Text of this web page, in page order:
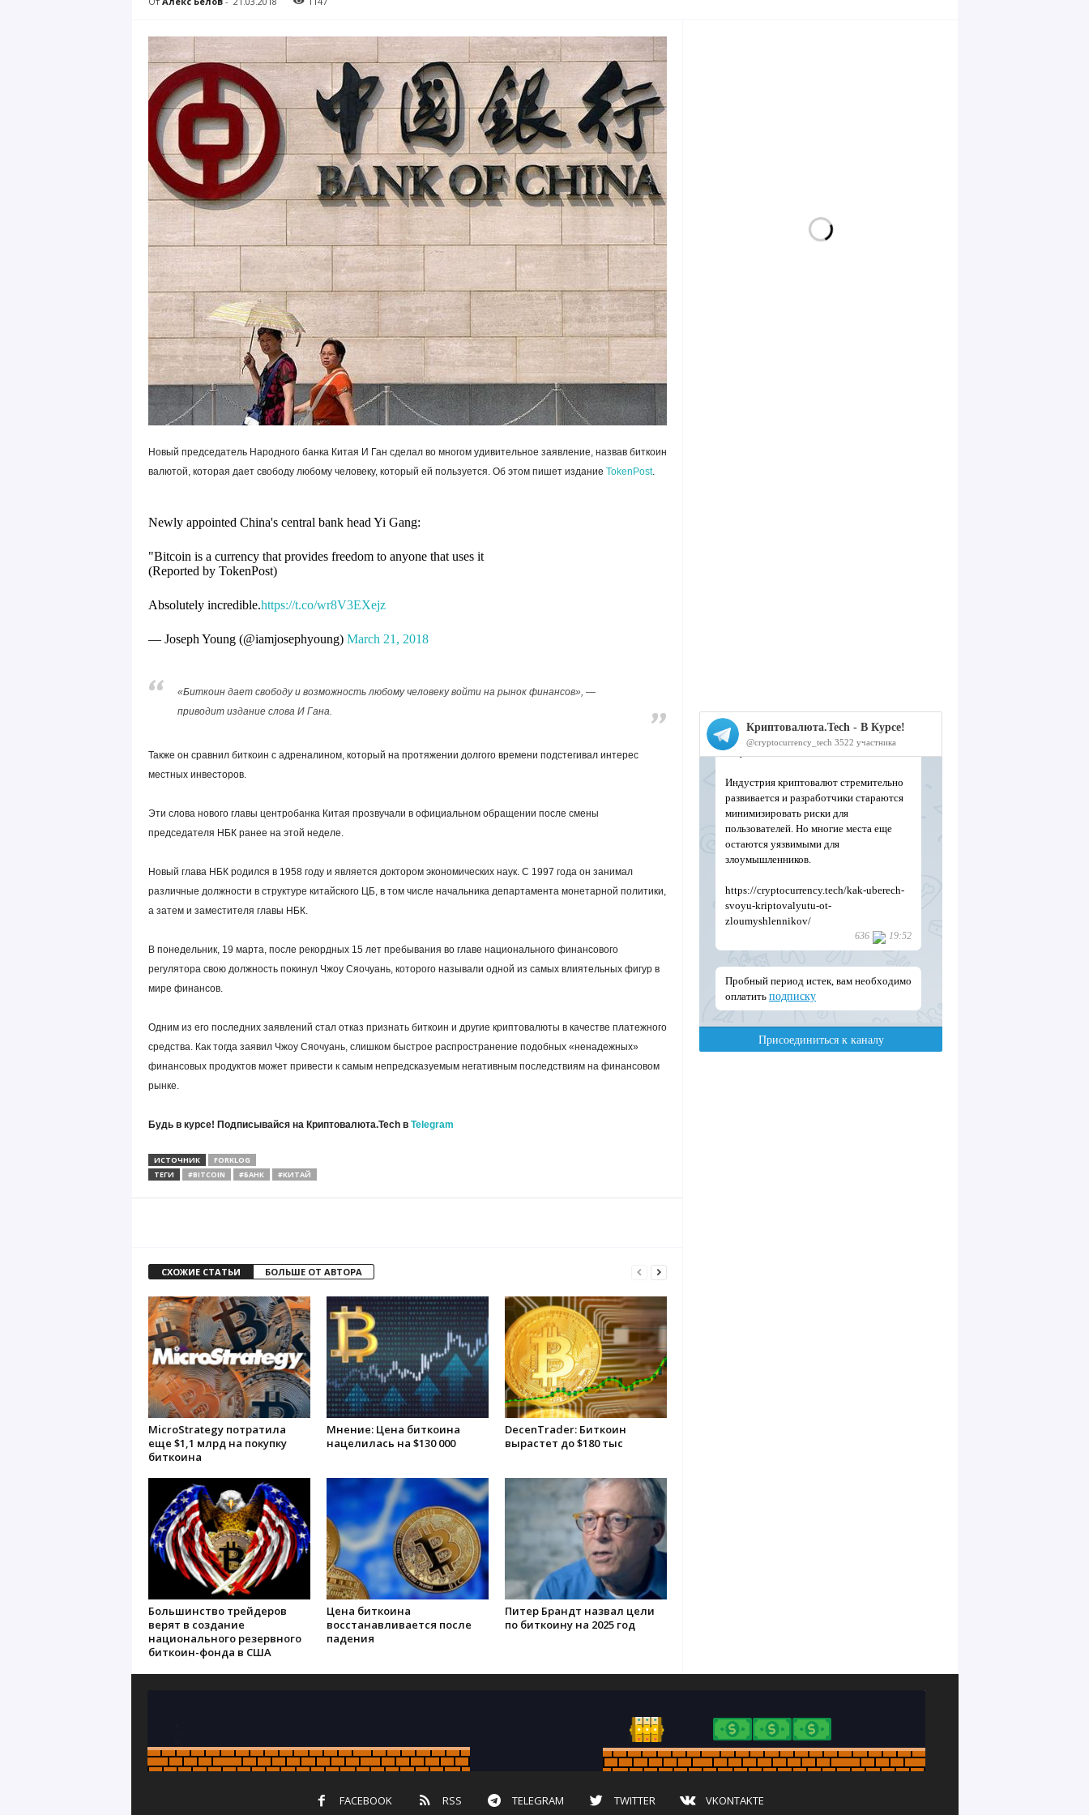
Новый председатель Народного банка Китая И Ган сделал во многом удивительное заявление, назвав биткоин
валютой, которая дает свободу любому человеку, который ей пользуется. Об этом пишет издание TokenPost.
Newly appointed China's central bank head Yi Gang:
"Bitcoin is a currency that provides freedom to anyone that uses it
(Reported by TokenPost)
Absolutely incredible.https://t.co/wr8V3EXejz
— Joseph Young (@iamjosephyoung) March 21, 2018
«Биткоин дает свободу и возможность любому человеку войти на рынок финансов», —
приводит издание слова И Гана.
Также он сравнил биткоин с адреналином, который на протяжении долгого времени подстегивал интерес
местных инвесторов.
Эти слова нового главы центробанка Китая прозвучали в официальном обращении после смены
председателя НБК ранее на этой неделе.
Новый глава НБК родился в 1958 году и является доктором экономических наук. С 1997 года он занимал
различные должности в структуре китайского ЦБ, в том числе начальника департамента монетарной политики,
а затем и заместителя главы НБК.
В понедельник, 19 марта, после рекордных 15 лет пребывания во главе национального финансового
регулятора свою должность покинул Чжоу Сяочуань, которого называли одной из самых влиятельных фигур в
мире финансов.
Одним из его последних заявлений стал отказ признать биткоин и другие криптовалюты в качестве платежного
средства. Как тогда заявил Чжоу Сяочуань, слишком быстрое распространение подобных «ненадежных»
финансовых продуктов может привести к самым непредсказуемым негативным последствиям на финансовом
рынке.
Будь в курсе! Подписывайся на Криптовалюта.Tech в Telegram
ИСТОЧНИК
FORKLOG
ТЕГИ
#BITCOIN #БАНК #КИТАЙ
СХОЖИЕ СТАТЬИ БОЛЬШЕ ОТ АВТОРА
MicroStrategy потратила
еще $1,1 млрд на покупку
биткоина
Мнение: Цена биткоина
нацелилась на $130 000
DecenTrader: Биткоин
вырастет до $180 тыс
Большинство трейдеров
верят в создание
национального резервного
биткоин-фонда в США
Цена биткоина
восстанавливается после
падения
Питер Брандт назвал цели
по биткоину на 2025 год
FACEBOOK RSS TELEGRAM TWITTER VKONTAKTE